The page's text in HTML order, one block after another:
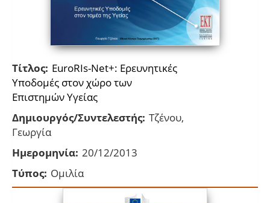
Τίτλος: EuroRIs-Net+: Ερευνητικές
Υποδομές στον χώρο των
Επιστημών Υγείας
Δημιουργός/Συντελεστής: Τζένου,
Γεωργία
Ημερομηνία: 20/12/2013
Τύπος: Ομιλία